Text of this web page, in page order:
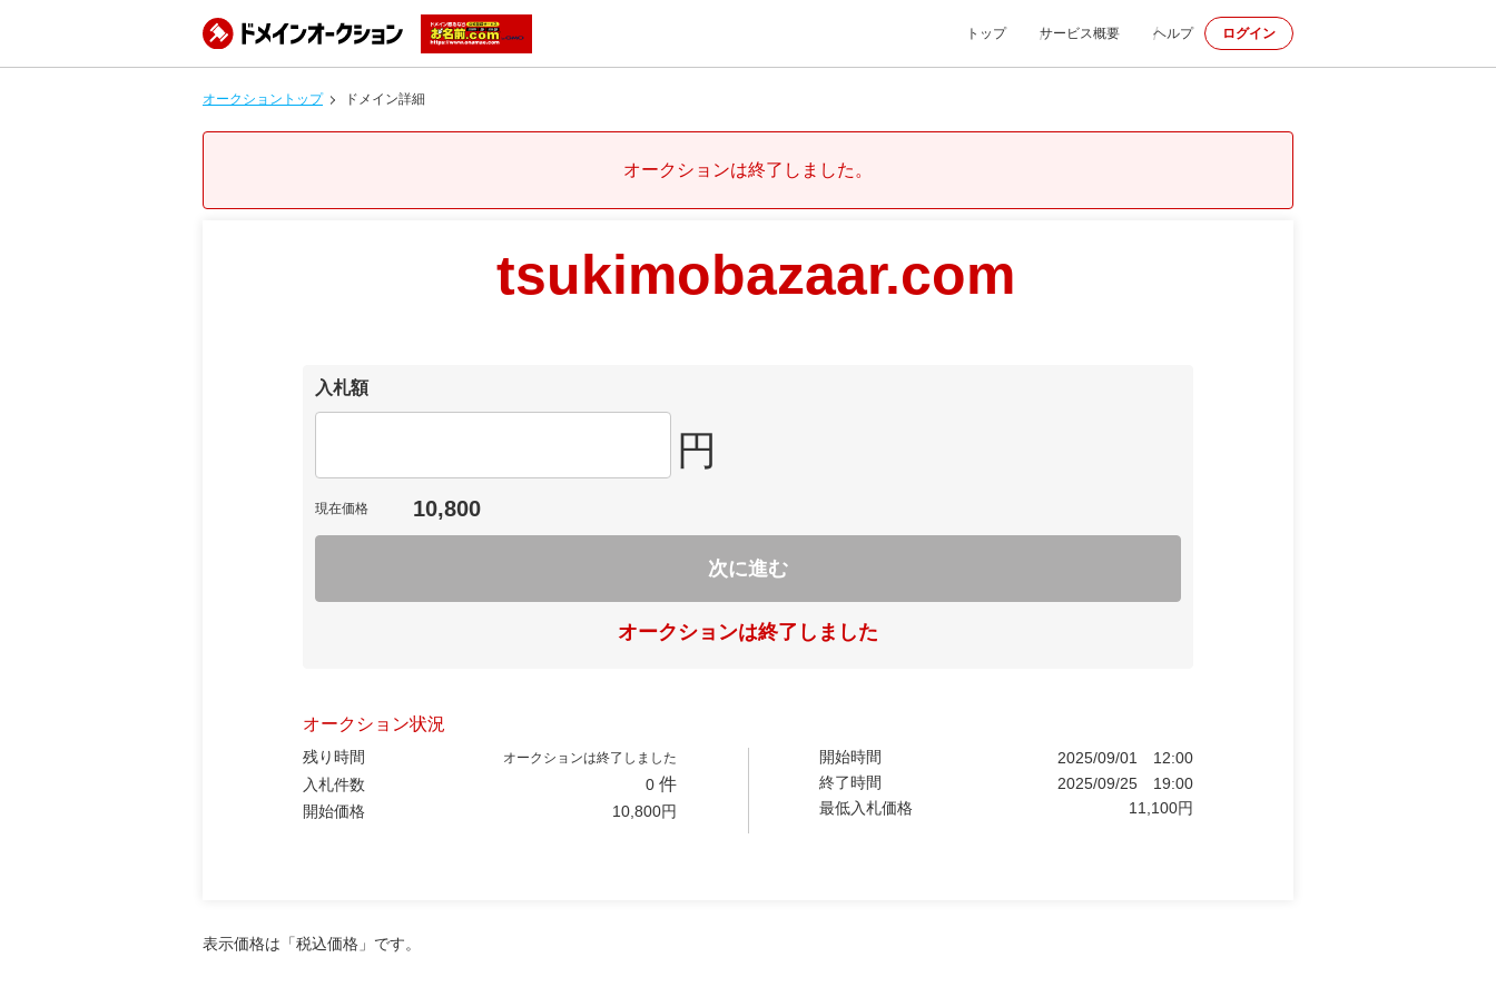
トップ サービス概要 ヘルプ ログイン
オークショントップ ドメイン詳細
オークションは終了しました。
tsukimobazaar.com
入札額
円
現在価格 10,800
次に進む
オークションは終了しました
オークション状況
残り時間 オークションは終了しました
入札件数 0 件
開始価格 10,800円
開始時間 2025/09/01
12:00
終了時間
2025/09/25
19:00
最低入札価格
11,100円
表示価格は「税込価格」です。